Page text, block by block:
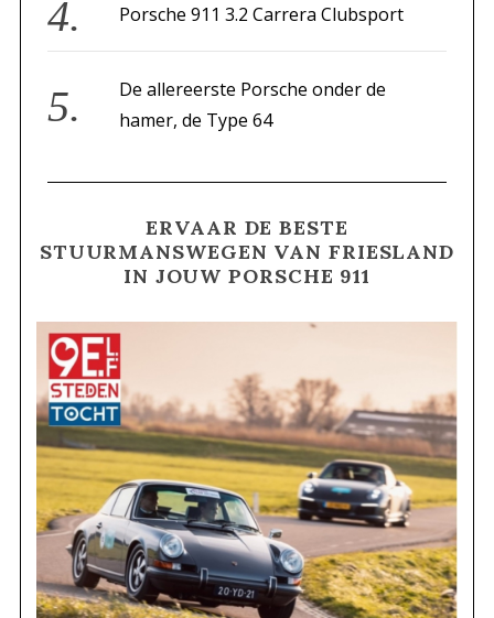
Porsche 911 3.2 Carrera Clubsport
De allereerste Porsche onder de
hamer, de Type 64
ERVAAR DE BESTE
STUURMANSWEGEN VAN FRIESLAND
IN JOUW PORSCHE 911